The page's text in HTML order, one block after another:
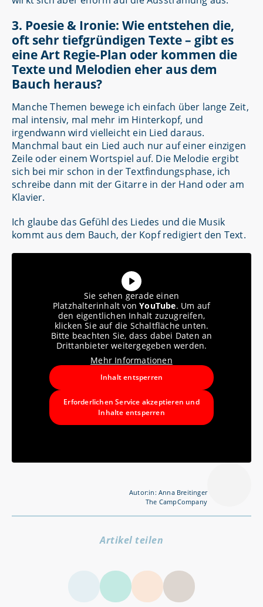
3. Poesie & Ironie: Wie entstehen die,
oft sehr tiefgründigen Texte – gibt es
eine Art Regie-Plan oder kommen die
Texte und Melodien eher aus dem
Bauch heraus?
Manche Themen bewege ich einfach über lange Zeit,
mal intensiv, mal mehr im Hinterkopf, und
irgendwann wird vielleicht ein Lied daraus.
Manchmal baut ein Lied auch nur auf einer einzigen
Zeile oder einem Wortspiel auf. Die Melodie ergibt
sich bei mir schon in der Textfindungsphase, ich
schreibe dann mit der Gitarre in der Hand oder am
Klavier.
Ich glaube das Gefühl des Liedes und die Musik
kommt aus dem Bauch, der Kopf redigiert den Text.
Sie sehen gerade einen
Platzhalterinhalt vonYouTube. Um auf
den eigentlichen Inhalt zuzugreifen,
klicken Sie auf die Schaltfläche unten.
Bitte beachten Sie, dass dabei Daten an
Drittanbieter weitergegeben werden.
Mehr Informationen
Inhalt entsperren
Erforderlichen Service akzeptieren und
Inhalte entsperren
Autor:in: Anna Breitinger
The CampCompany
Artikel teilen
LinkedIn
Facebook
Twitter